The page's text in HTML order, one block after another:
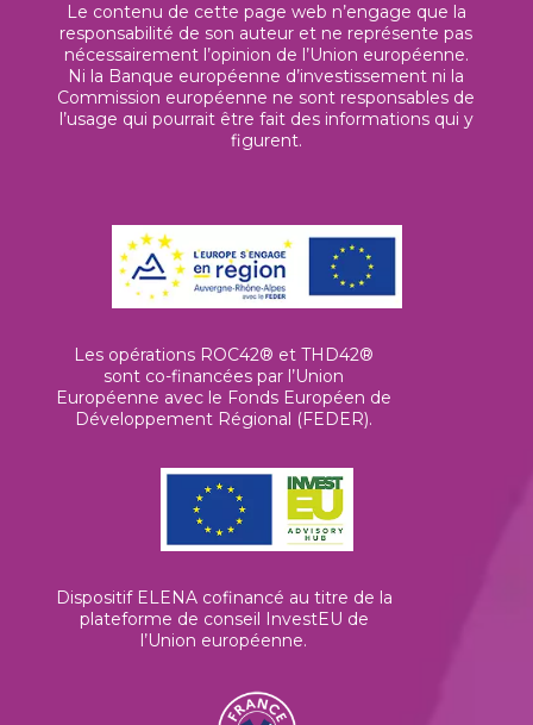
Le contenu de cette page web n’engage que la
responsabilité de son auteur et ne représente pas
nécessairement l’opinion de l’Union européenne.
Ni la Banque européenne d’investissement ni la
Commission européenne ne sont responsables de
l’usage qui pourrait être fait des informations qui y
figurent.
Les opérations ROC42® et THD42®
sont co-financées par l’Union
Européenne avec le Fonds Européen de
Développement Régional (FEDER).
Dispositif ELENA cofinancé au titre de la
plateforme de conseil InvestEU de
l’Union européenne.